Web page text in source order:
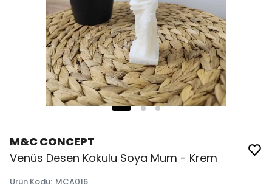
M&C CONCEPT
Venüs Desen Kokulu Soya Mum - Krem
Ürün Kodu: MCA016